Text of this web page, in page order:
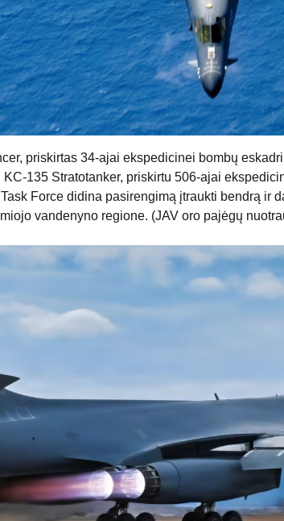
priskirtas 34-ajai ekspedicinei bombų
135 Stratotanker, priskirtu 506-ajai
Force didina pasirengimą įtraukti bendrą ir
vandenyno regione. (JAV oro pajėgų